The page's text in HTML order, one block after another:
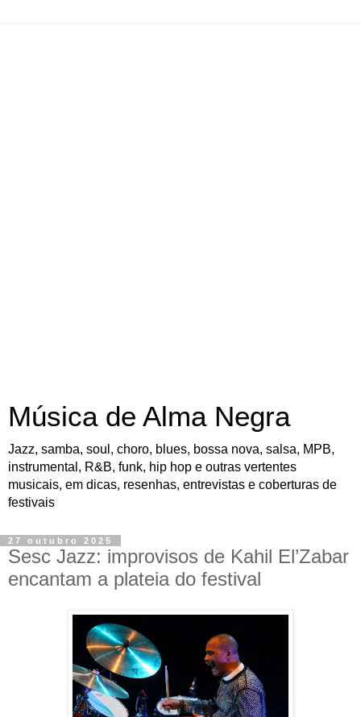
Música de Alma Negra
Jazz, samba, soul, choro, blues, bossa nova, salsa, MPB,
instrumental, R&B, funk, hip hop e outras vertentes
musicais, em dicas, resenhas, entrevistas e coberturas de
festivais
27 outubro 2025
Sesc Jazz: improvisos de Kahil El’Zabar
encantam a plateia do festival